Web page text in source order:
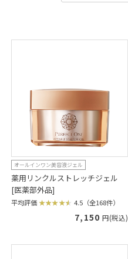
オールインワン美容液ジェル
薬用リンクルストレッチジェル
[医薬部外品]
平均評価 4.5（全168件）
7,150 円(税込)